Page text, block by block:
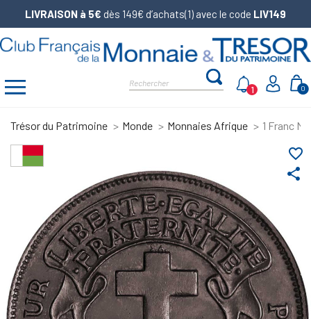
LIVRAISON à 5€ dès 149€ d’achats(1) avec le code LIV149
0
1
Trésor du Patrimoine Monde Monnaies Afrique 1 Franc
share
favorite_border